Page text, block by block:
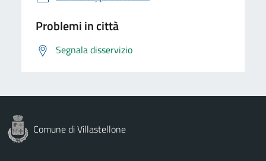
Problemi in città
Segnala disservizio
Comune di Villastellone